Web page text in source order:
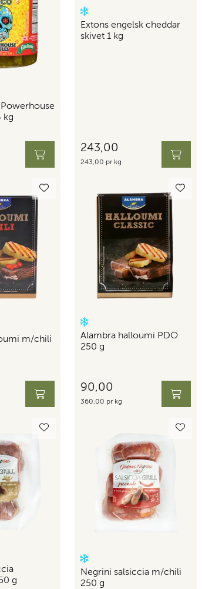
kg
Extons engelsk cheddar
skivet 1 kg
243,00
243,00 pr kg
m/chili
Alambra halloumi PDO
250 g
90,00
360,00 pr kg
g
Negrini salsiccia m/chili
250 g